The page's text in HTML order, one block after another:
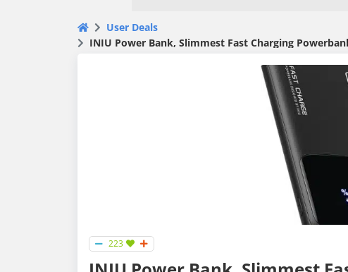
User Deals
INIU Power Bank, Slimmest Fast Charging Powerbank klein Aber
223